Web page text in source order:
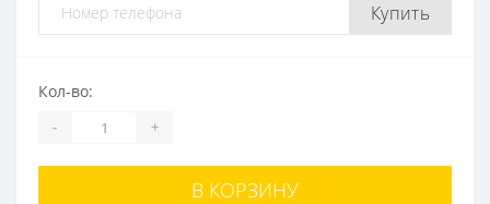
Купить
Кол-во:
- +
В КОРЗИНУ